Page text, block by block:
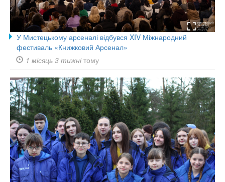
У Мистецькому арсеналі відбувся XIV Міжнародний
фестиваль «Книжковий Арсенал»
1 місяць 3 тижнітому